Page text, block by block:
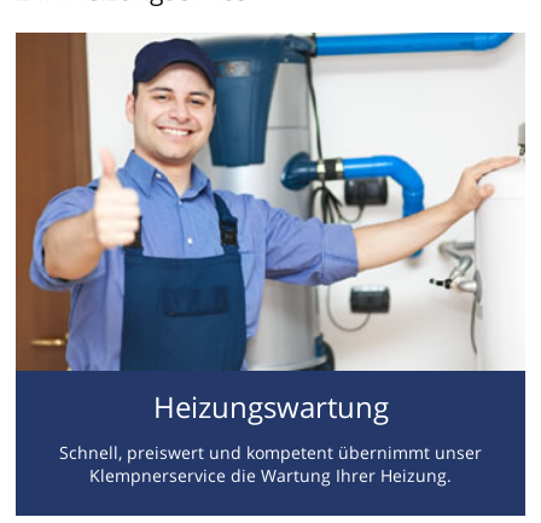
Heizungswartung
Schnell, preiswert und kompetent übernimmt unser
Klempnerservice die Wartung Ihrer Heizung.